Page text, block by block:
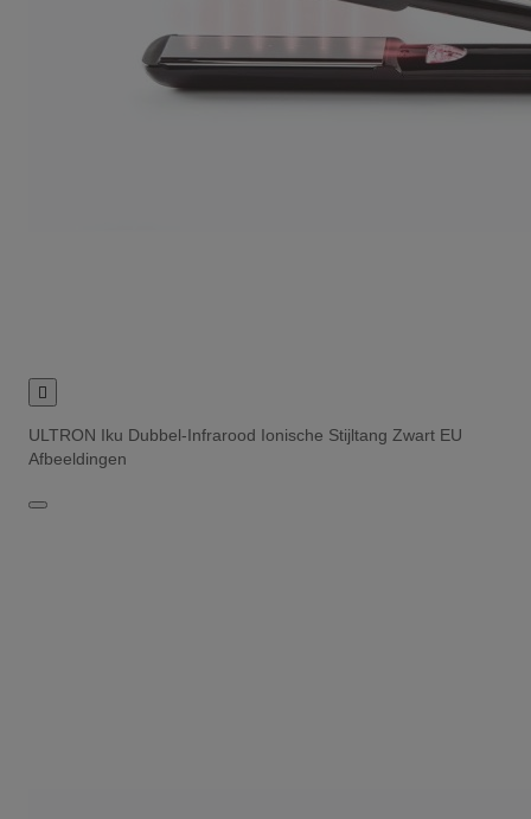

ULTRON Iku Dubbel-Infrarood Ionische Stijltang Zwart EU
Afbeeldingen